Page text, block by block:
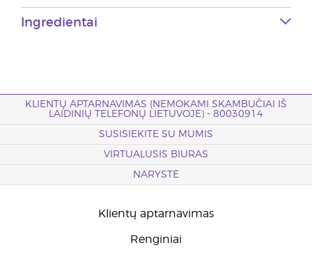
Ingredientai
KLIENTŲ APTARNAVIMAS (NEMOKAMI SKAMBUČIAI IŠ
LAIDINIŲ TELEFONŲ LIETUVOJE) - 80030914
SUSISIEKITE SU MUMIS
VIRTUALUSIS BIURAS
NARYSTĖ
Klientų aptarnavimas
Renginiai